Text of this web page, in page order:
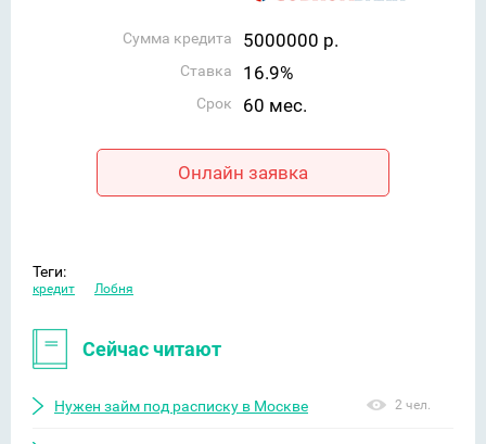
Сумма кредита 5000000 р.
Ставка 16.9%
Срок 60 мес.
Онлайн заявка
Теги:
кредит Лобня
Сейчас читают
Нужен займ под расписку в Москве 2 чел.